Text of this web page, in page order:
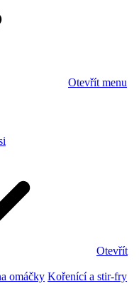
Otevřít menu
Otevřít
omáčky Kořenící a stir-fry